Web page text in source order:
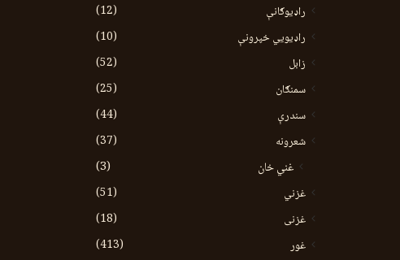
راډیوګانې
(12)
راډیويي خپرونې
(10)
زابل
(52)
سمنګان
(25)
سندرې
(44)
شعرونه
(37)
غني خان
(3)
غزني
(51)
غزنی
(18)
غور
(413)